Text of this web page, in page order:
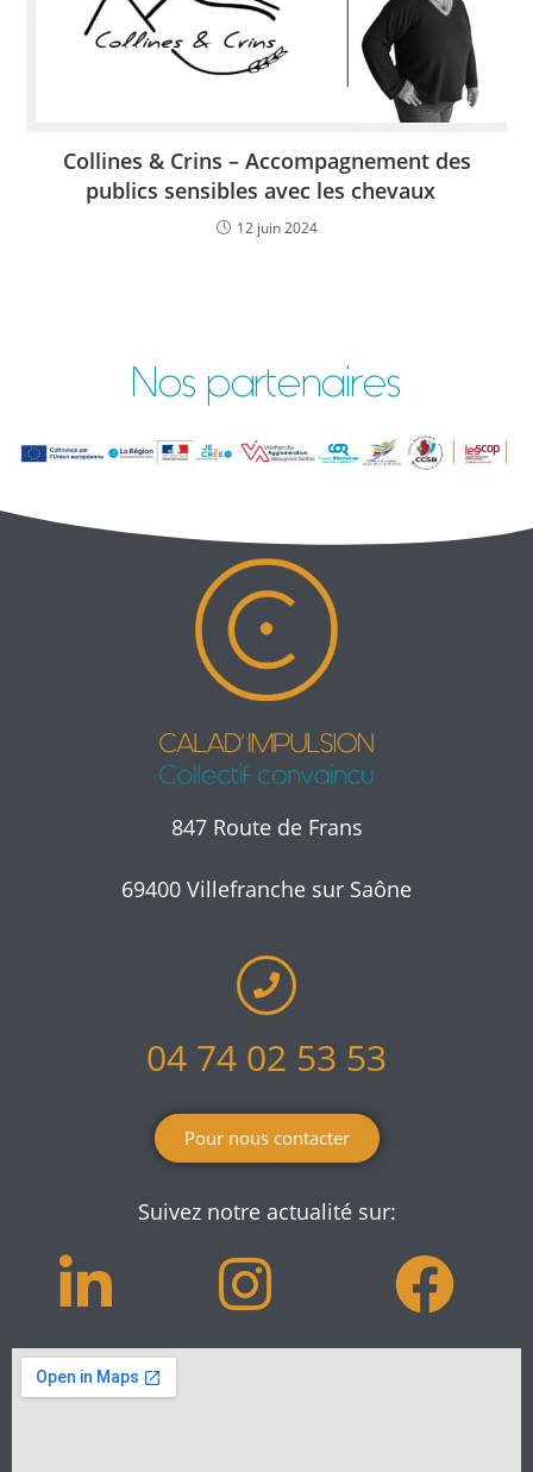
Collines & Crins – Accompagnement des
publics sensibles avec les chevaux
12 juin 2024
Nos partenaires
847 Route de Frans
69400 Villefranche sur Saône
04 74 02 53 53
Pour nous contacter
Suivez notre actualité sur: